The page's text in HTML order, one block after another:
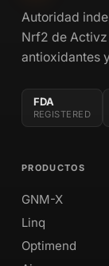
Autoridad
Nrf2 de
antioxidantes
FDA
REGISTERED
PRODUCTOS
GNM-X
Linq
Optimend